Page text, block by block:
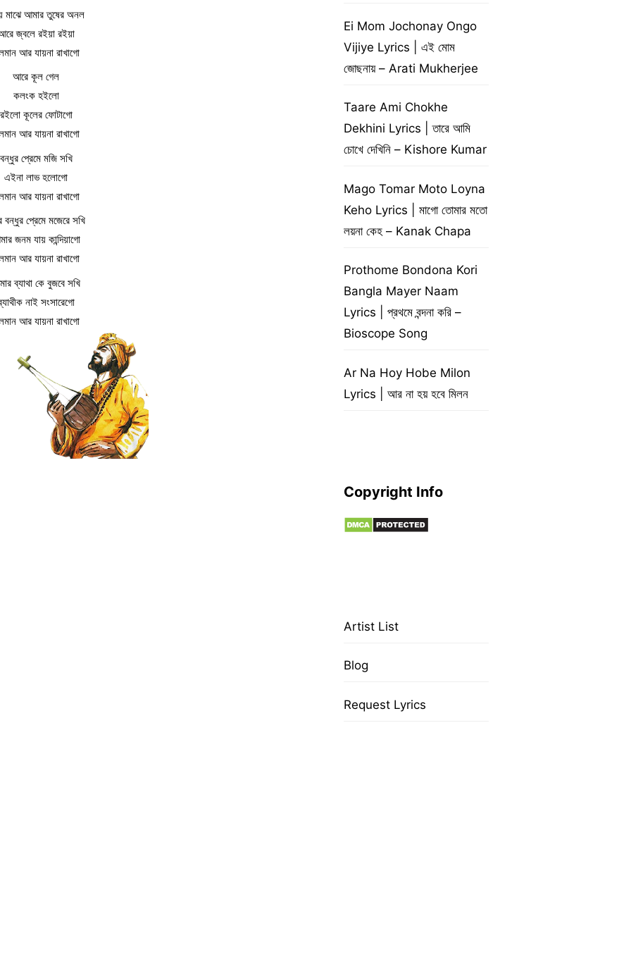
মাঝে আমার তুষের অনল
জ্বলে রইয়া রইয়া
আর যায়না রাখাগো
আরে কূল গেল
কলংক হইলো
রইলো কূলের ফোটাগো
আর যায়না রাখাগো
বন্ধুর প্রেমে মজি সখি
এইনা লাভ হলোগো
আর যায়না রাখাগো
প্রেমে মজেরে সখি
জনম যায় কান্দিয়াগো
আর যায়না রাখাগো
ব্যাথা কে বুজবে সখি
নাই সংসারেগো
আর যায়না রাখাগো
Ei Mom Jochonay Ongo
Vijiye Lyrics | এই মোম
জোছনায় – Arati Mukherjee
Taare Ami Chokhe
Dekhini Lyrics | তারে আমি
চোখে দেখিনি – Kishore Kumar
Mago Tomar Moto Loyna
Keho Lyrics | মাগো তোমার মতো
লয়না কেহ – Kanak Chapa
Prothome Bondona Kori
Bangla Mayer Naam
Lyrics | প্রথমে বন্দনা করি –
Bioscope Song
Ar Na Hoy Hobe Milon
Lyrics | আর না হয় হবে মিলন
Copyright Info
Artist List
Blog
Request Lyrics